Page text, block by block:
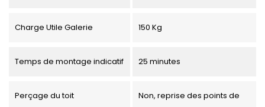
Charge Utile Galerie 150 Kg
Temps de montage indicatif 25 minutes
Perçage du toit
Non, reprise des points de